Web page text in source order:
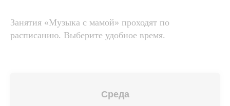
Занятия «Музыка с мамой» проходят по
расписанию. Выберите удобное время.
Среда